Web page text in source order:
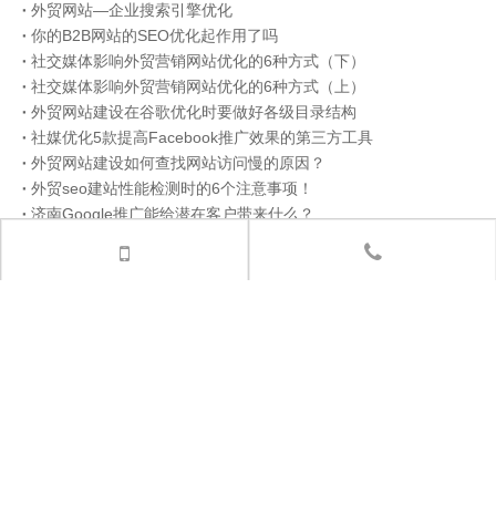
外贸网站—企业搜索引擎优化
你的B2B网站的SEO优化起作用了吗
社交媒体影响外贸营销网站优化的6种方式（下）
社交媒体影响外贸营销网站优化的6种方式（上）
外贸网站建设在谷歌优化时要做好各级目录结构
社媒优化5款提高Facebook推广效果的第三方工具
外贸网站建设如何查找网站访问慢的原因？
外贸seo建站性能检测时的6个注意事项！
济南Google推广能给潜在客户带来什么？